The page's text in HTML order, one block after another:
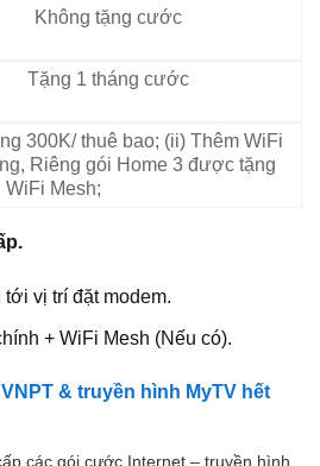
Không tặng cước
Tặng 1 tháng cước
300K/ thuê bao; (ii) Thêm WiFi
Riêng gói Home 3 được tặng
WiFi Mesh;
vị trí đặt modem.
+ WiFi Mesh (Nếu có).
& truyền hình MyTV hết
các gói cước Internet – truyền hình